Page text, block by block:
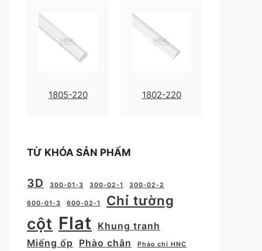
1805-220 1802-220
TỪ KHÓA SẢN PHẨM
3D 300-01-3 300-02-1 300-02-2
600-01-3 600-02-1 Chỉ tường
cột Flat
Khung tranh
Miếng ốp
Phào chân Phào chỉ HNC